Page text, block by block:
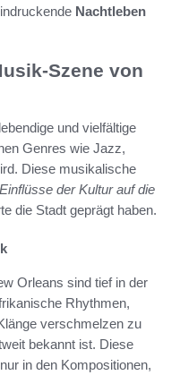
Nachtleben
Szene von
und vielfältige
Genres wie Jazz,
Diese musikalische
Einflüsse der Kultur auf die
die Stadt geprägt haben.
Orleans sind tief in der
Rhythmen,
verschmelzen zu
bekannt ist. Diese
in den Kompositionen,